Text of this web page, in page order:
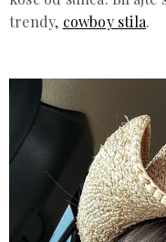
trendy, cowboy stila.